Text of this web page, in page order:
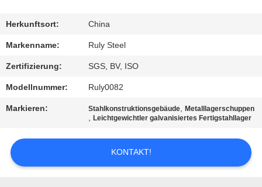
AUSFLUG
QUALITÄTSKONTROLLE
TRETEN
MIT
UNS
Herkunftsort: China
Markenname: Ruly Steel
Zertifizierung: SGS, BV, ISO
Modellnummer: Ruly0082
Markieren: Stahlkonstruktionsgebäude,Metalllagerschuppen
,Leichtgewichtler galvanisiertes Fertigstahllager
KONTAKT!